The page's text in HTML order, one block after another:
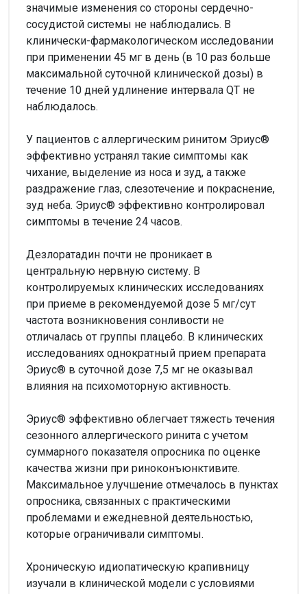
значимые изменения со стороны сердечно-
сосудистой системы не наблюдались. В
клинически-фармакологическом исследовании
при применении 45 мг в день (в 10 раз больше
максимальной суточной клинической дозы) в
течение 10 дней удлинение интервала QT не
наблюдалось.
У пациентов с аллергическим ринитом Эриус®
эффективно устранял такие симптомы как
чихание, выделение из носа и зуд, а также
раздражение глаз, слезотечение и покраснение,
зуд неба. Эриус® эффективно контролировал
симптомы в течение 24 часов.
Дезлоратадин почти не проникает в
центральную нервную систему. В
контролируемых клинических исследованиях
при приеме в рекомендуемой дозе 5 мг/сут
частота возникновения сонливости не
отличалась от группы плацебо. В клинических
исследованиях однократный прием препарата
Эриус® в суточной дозе 7,5 мг не оказывал
влияния на психомоторную активность.
Эриус® эффективно облегчает тяжесть течения
сезонного аллергического ринита с учетом
суммарного показателя опросника по оценке
качества жизни при риноконъюнктивите.
Максимальное улучшение отмечалось в пунктах
опросника, связанных с практическими
проблемами и ежедневной деятельностью,
которые ограничивали симптомы.
Хроническую идиопатическую крапивницу
изучали в клинической модели с условиями